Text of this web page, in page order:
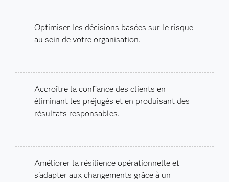
Optimiser les décisions basées sur le risque
au sein de votre organisation.
Accroître la confiance des clients en
éliminant les préjugés et en produisant des
résultats responsables.
Améliorer la résilience opérationnelle et
s'adapter aux changements grâce à un